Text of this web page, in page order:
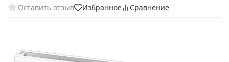
Оставить отзыв Избранное Сравнение